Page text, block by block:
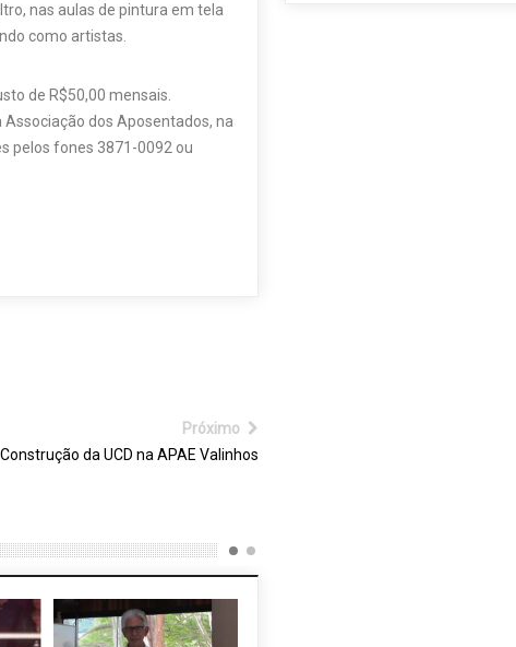
nas aulas de pintura em tela
como artistas.
de R$50,00 mensais.
dos Aposentados, na
pelos fones 3871-0092 ou
Próximo
Construção da UCD na APAE Valinhos